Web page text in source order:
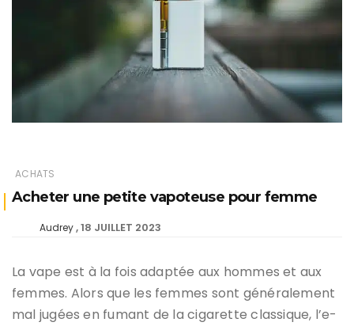
ACHATS
Acheter une petite vapoteuse pour femme
Audrey 18 JUILLET 2023
La vape est à la fois adaptée aux hommes et aux
femmes. Alors que les femmes sont généralement
mal jugées en fumant de la cigarette classique, l’e-